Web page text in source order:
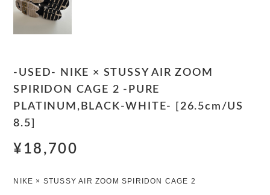
-USED- NIKE × STUSSY AIR ZOOM
SPIRIDON CAGE 2 -PURE
PLATINUM,BLACK-WHITE- [26.5cm/US
8.5]
¥18,700
NIKE × STUSSY AIR ZOOM SPIRIDON CAGE 2